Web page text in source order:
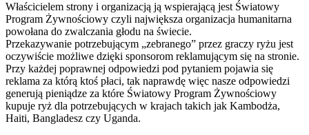
Właścicielem strony i organizacją ją wspierającą jest Światowy
Program Żywnościowy czyli największa organizacja humanitarna
powołana do zwalczania głodu na świecie.
Przekazywanie potrzebującym „zebranego” przez graczy ryżu jest
oczywiście możliwe dzięki sponsorom reklamującym się na stronie.
Przy każdej poprawnej odpowiedzi pod pytaniem pojawia się
reklama za którą ktoś płaci, tak naprawdę więc nasze odpowiedzi
generują pieniądze za które Światowy Program Żywnościowy
kupuje ryż dla potrzebujących w krajach takich jak Kambodża,
Haiti, Bangladesz czy Uganda.